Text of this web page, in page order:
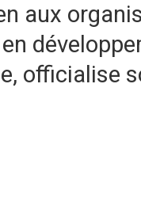
aux
officialise